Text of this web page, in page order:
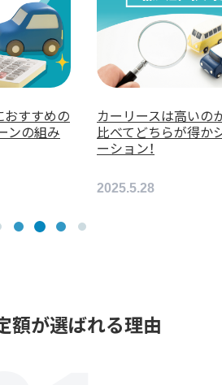
安いカーリースおすすめ5選！
大手10社の価格帯を徹底比較！
額が選ばれる理由